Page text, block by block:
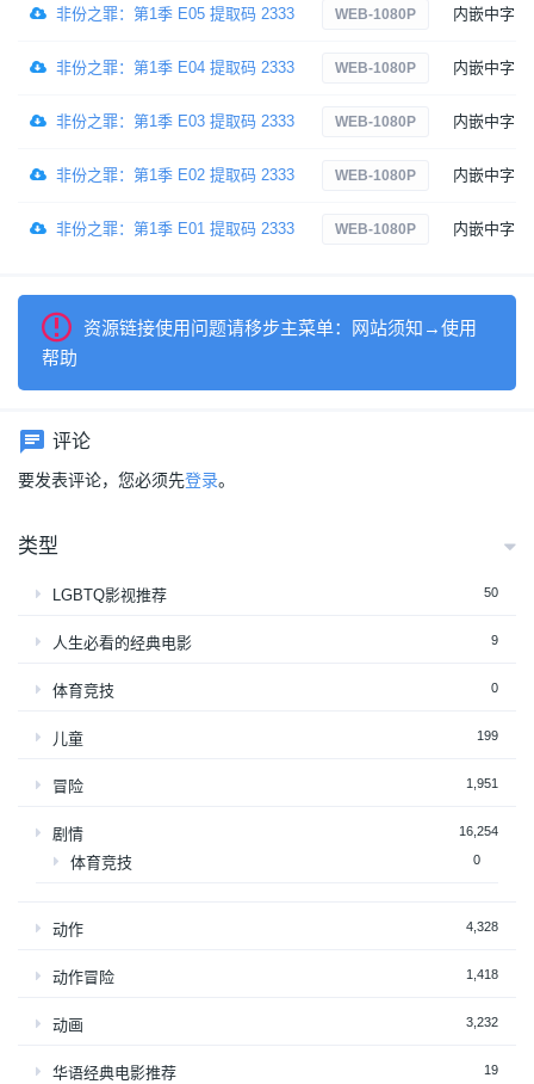
非份之罪：第1季 E05 提取码 2333 WEB-1080P 内嵌中字
非份之罪：第1季 E04 提取码 2333 WEB-1080P 内嵌中字
非份之罪：第1季 E03 提取码 2333 WEB-1080P 内嵌中字
非份之罪：第1季 E02 提取码 2333 WEB-1080P 内嵌中字
非份之罪：第1季 E01 提取码 2333 WEB-1080P 内嵌中字
资源链接使用问题请移步主菜单：网站须知→使用
帮助
评论
要发表评论，您必须先登录。
类型
LGBTQ影视推荐 50
人生必看的经典电影 9
体育竞技 0
儿童 199
冒险 1,951
剧情 16,254
体育竞技 0
动作 4,328
动作冒险 1,418
动画 3,232
华语经典电影推荐 19